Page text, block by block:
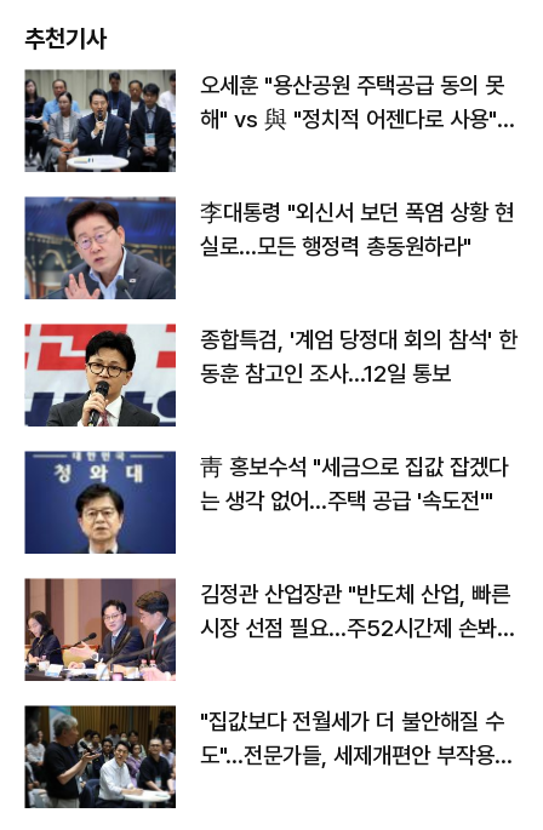
추천기사
오세훈 "용산공원 주택공급 동의 못
해" vs 與 "정치적 어젠다로 사용"
李대통령 "외신서 보던 폭염 상황 현
실로…모든 행정력 총동원하라"
종합특검, '계엄 당정대 회의 참석' 한
동훈 참고인 조사...12일 통보
靑 홍보수석 "세금으로 집값 잡겠다
는 생각 없어…주택 공급 '속도전'"
김정관 산업장관 "반도체 산업, 빠른
시장 선점 필요…주52시간제 손봐
"집값보다 전월세가 더 불안해질 수
도"…전문가들, 세제개편안 부작용